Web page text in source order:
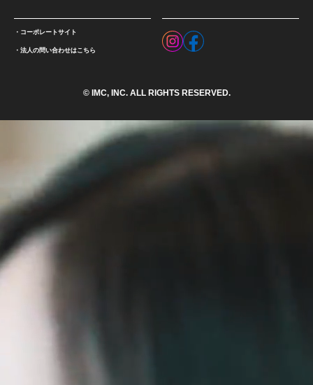
コーポレートサイト
法人の問い合わせはこちら
© IMC, INC. ALL RIGHTS RESERVED.